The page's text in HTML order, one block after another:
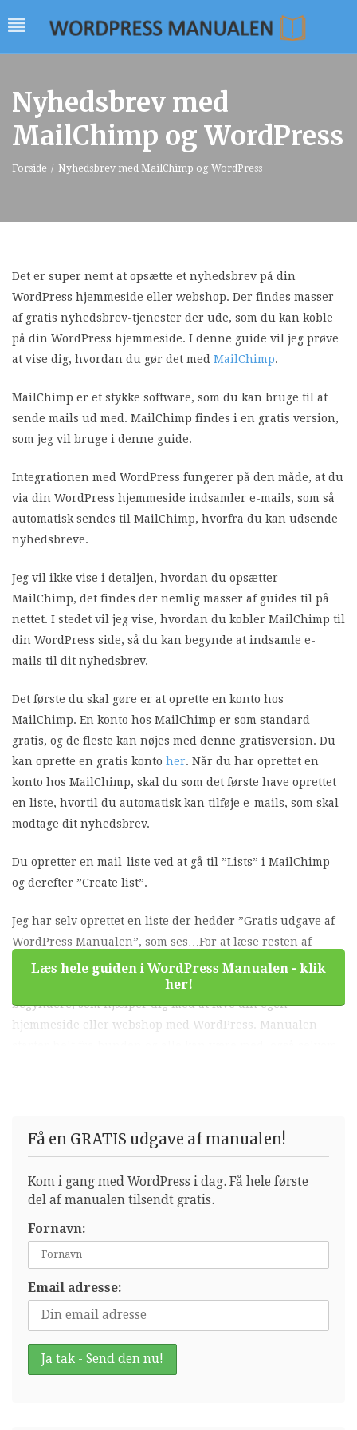
Nyhedsbrev med
MailChimp og WordPress
Forside / Nyhedsbrev med MailChimp og WordPress
Det er super nemt at opsætte et nyhedsbrev på din
WordPress hjemmeside eller webshop. Der findes masser
af gratis nyhedsbrev-tjenester der ude, som du kan koble
på din WordPress hjemmeside. I denne guide vil jeg prøve
at vise dig, hvordan du gør det med MailChimp.
MailChimp er et stykke software, som du kan bruge til at
sende mails ud med. MailChimp findes i en gratis version,
som jeg vil bruge i denne guide.
Integrationen med WordPress fungerer på den måde, at du
via din WordPress hjemmeside indsamler e-mails, som så
automatisk sendes til MailChimp, hvorfra du kan udsende
nyhedsbreve.
Jeg vil ikke vise i detaljen, hvordan du opsætter
MailChimp, det findes der nemlig masser af guides til på
nettet. I stedet vil jeg vise, hvordan du kobler MailChimp til
din WordPress side, så du kan begynde at indsamle e-
mails til dit nyhedsbrev.
Det første du skal gøre er at oprette en konto hos
MailChimp. En konto hos MailChimp er som standard
gratis, og de fleste kan nøjes med denne gratisversion. Du
kan oprette en gratis konto her. Når du har oprettet en
konto hos MailChimp, skal du som det første have oprettet
en liste, hvortil du automatisk kan tilføje e-mails, som skal
modtage dit nyhedsbrev.
Du opretter en mail-liste ved at gå til ”Lists” i MailChimp
og derefter ”Create list”.
Jeg har selv oprettet en liste der hedder ”Gratis udgave af
WordPress Manualen”, som ses…For at læse resten af
denne guide skal du købe WordPress Manualen som e-bog.
WordPress Manualen er en bog om WordPress for
begyndere, som hjælper dig med at lave din egen
hjemmeside eller webshop med WordPress. Manualen
Læs hele guiden i WordPress Manualen - klik
her!
Få en GRATIS udgave af manualen!
Kom i gang med WordPress i dag. Få hele første
del af manualen tilsendt gratis.
Fornavn:
Email adresse: